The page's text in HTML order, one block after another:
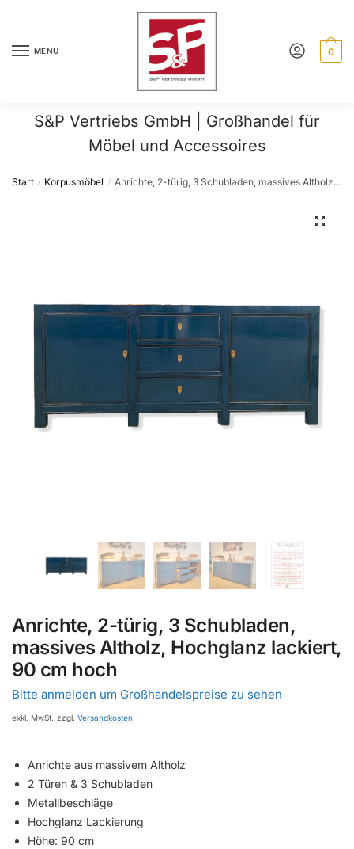
navigation
contentMENU 0
S&P Vertriebs GmbH | Großhandel für
Möbel und Accessoires
Start / Korpusmöbel / Anrichte, 2-türig, 3 Schubladen, massives Altholz, Hochglanz lackiert, 90 cm hoch
🔍
Anrichte, 2-türig, 3 Schubladen,
massives Altholz, Hochglanz lackiert,
90 cm hoch
Bitte anmelden um Großhandelspreise zu sehen
exkl. MwSt. zzgl. Versandkosten
Anrichte aus massivem Altholz
2 Türen & 3 Schubladen
Metallbeschläge
Hochglanz Lackierung
Höhe: 90 cm